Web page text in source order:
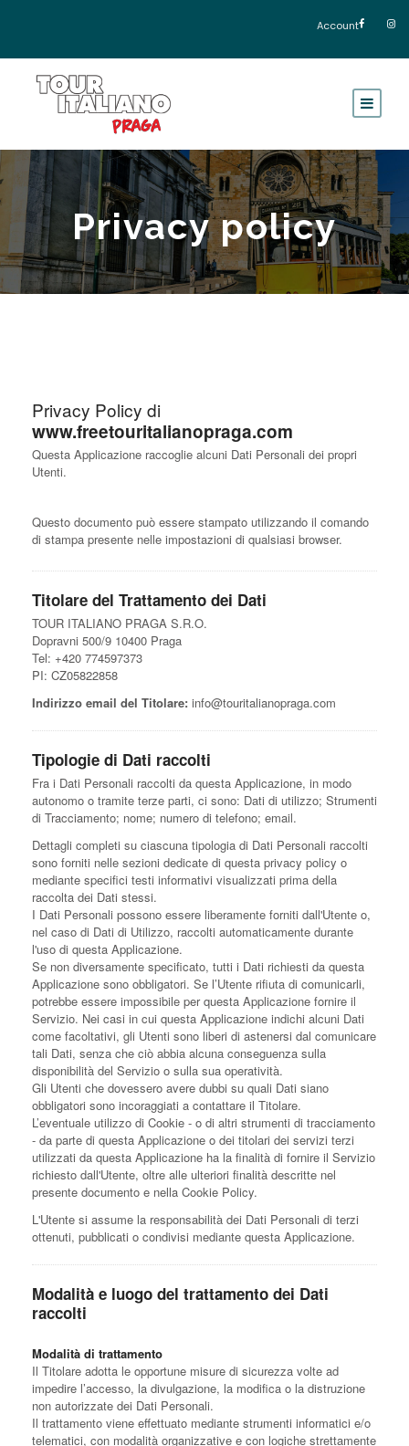
Account
Privacy policy
Privacy Policy di
www.freetouritalianopraga.com
Questa Applicazione raccoglie alcuni Dati Personali dei propri
Utenti.
Questo documento può essere stampato utilizzando il comando
di stampa presente nelle impostazioni di qualsiasi browser.
Titolare del Trattamento dei Dati
TOUR ITALIANO PRAGA S.R.O.
Dopravni 500/9 10400 Praga
Tel: +420 774597373
PI: CZ05822858
Indirizzo email del Titolare: info@touritalianopraga.com
Tipologie di Dati raccolti
Fra i Dati Personali raccolti da questa Applicazione, in modo
autonomo o tramite terze parti, ci sono: Dati di utilizzo; Strumenti
di Tracciamento; nome; numero di telefono; email.
Dettagli completi su ciascuna tipologia di Dati Personali raccolti
sono forniti nelle sezioni dedicate di questa privacy policy o
mediante specifici testi informativi visualizzati prima della
raccolta dei Dati stessi.
I Dati Personali possono essere liberamente forniti dall'Utente o,
nel caso di Dati di Utilizzo, raccolti automaticamente durante
l'uso di questa Applicazione.
Se non diversamente specificato, tutti i Dati richiesti da questa
Applicazione sono obbligatori. Se l’Utente rifiuta di comunicarli,
potrebbe essere impossibile per questa Applicazione fornire il
Servizio. Nei casi in cui questa Applicazione indichi alcuni Dati
come facoltativi, gli Utenti sono liberi di astenersi dal comunicare
tali Dati, senza che ciò abbia alcuna conseguenza sulla
disponibilità del Servizio o sulla sua operatività.
Gli Utenti che dovessero avere dubbi su quali Dati siano
obbligatori sono incoraggiati a contattare il Titolare.
L’eventuale utilizzo di Cookie - o di altri strumenti di tracciamento
- da parte di questa Applicazione o dei titolari dei servizi terzi
utilizzati da questa Applicazione ha la finalità di fornire il Servizio
richiesto dall'Utente, oltre alle ulteriori finalità descritte nel
presente documento e nella Cookie Policy.
L'Utente si assume la responsabilità dei Dati Personali di terzi
ottenuti, pubblicati o condivisi mediante questa Applicazione.
Modalità e luogo del trattamento dei Dati
raccolti
Modalità di trattamento
Il Titolare adotta le opportune misure di sicurezza volte ad
impedire l’accesso, la divulgazione, la modifica o la distruzione
non autorizzate dei Dati Personali.
Il trattamento viene effettuato mediante strumenti informatici e/o
telematici, con modalità organizzative e con logiche strettamente